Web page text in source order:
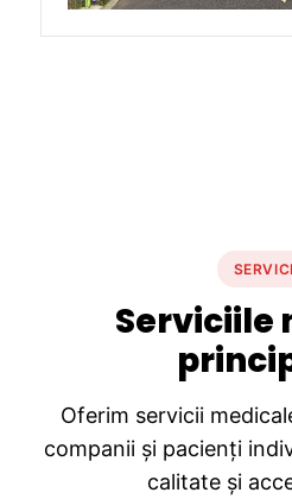
Serviciile
Oferim servicii
companii și pacienți
calitate și